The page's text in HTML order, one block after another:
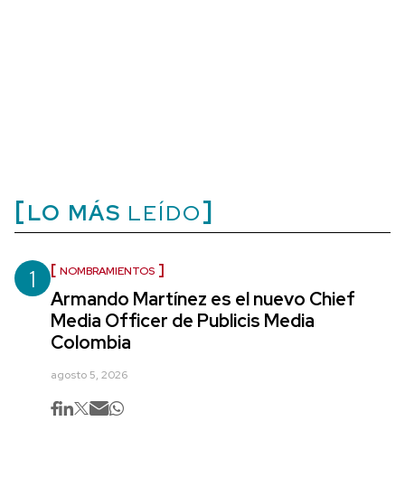
LO MÁS LEÍDO
1 NOMBRAMIENTOS
Armando Martínez es el nuevo Chief
Media Officer de Publicis Media
Colombia
agosto 5, 2026